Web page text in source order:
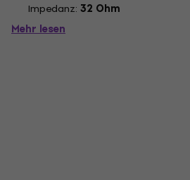
Impedanz: 32 Ohm
Mehr lesen